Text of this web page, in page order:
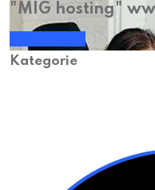
"MIG hosting"
Kategorie